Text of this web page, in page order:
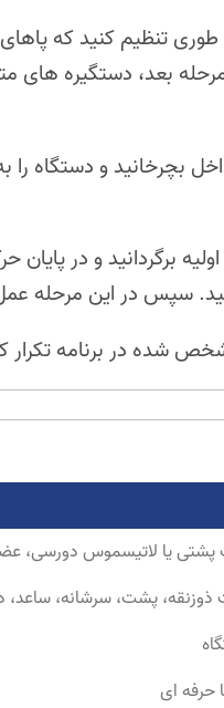
طوری تنظیم کنید که
بعد، دستگیره های
بچرخانید و دستگاه
برگردانید و در پایان
سپس در این مرحله
یا لاتیسموس دورسی،
پشت، سرشانه، ساعد،
ای